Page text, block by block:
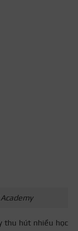
thu hút nhiều học